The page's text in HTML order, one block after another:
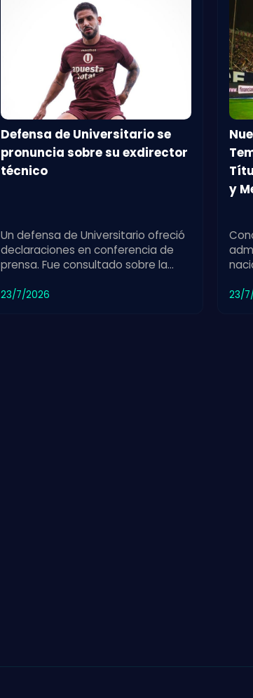
Defensa de Universitario se
pronuncia sobre su exdirector
técnico
Un defensa de Universitario ofreció
declaraciones en conferencia de
prensa. Fue consultado sobre la
su impacto en el equipo.
23/7/2026
y
23/